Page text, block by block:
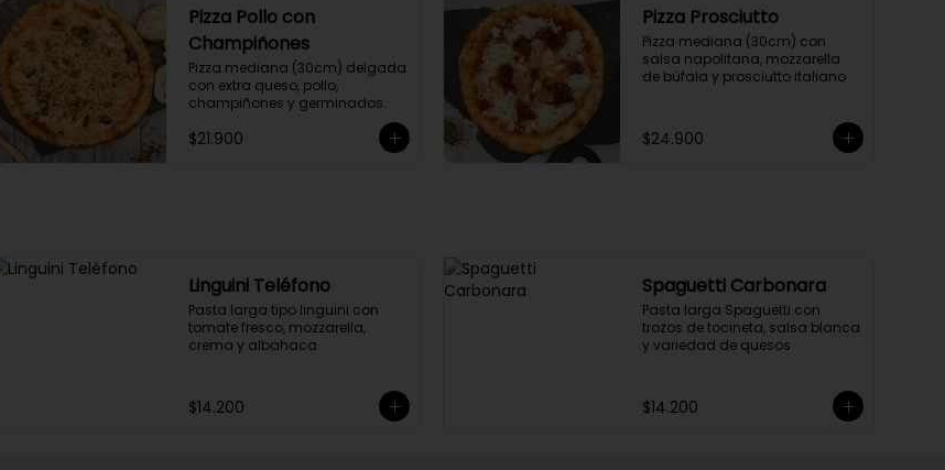
Pizza Pollo con
Champiñones
Pizza mediana (30cm) delgada
con extra queso, pollo,
champiñones y germinados.
$21.900
Pizza Prosciutto
Pizza mediana (30cm) con
salsa napolitana, mozzarella
de búfala y prosciutto italiano
$24.900
Linguini Teléfono
Pasta larga tipo linguini con
tomate fresco, mozzarella,
crema y albahaca
$14.200
Spaguetti Carbonara
Pasta larga Spaguetti con
trozos de tocineta, salsa blanca
y variedad de quesos
$14.200